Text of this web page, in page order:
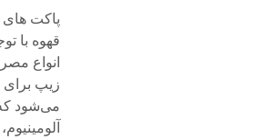
پاکت
قهوه با
انواع
زیپ برای
می‌شود که